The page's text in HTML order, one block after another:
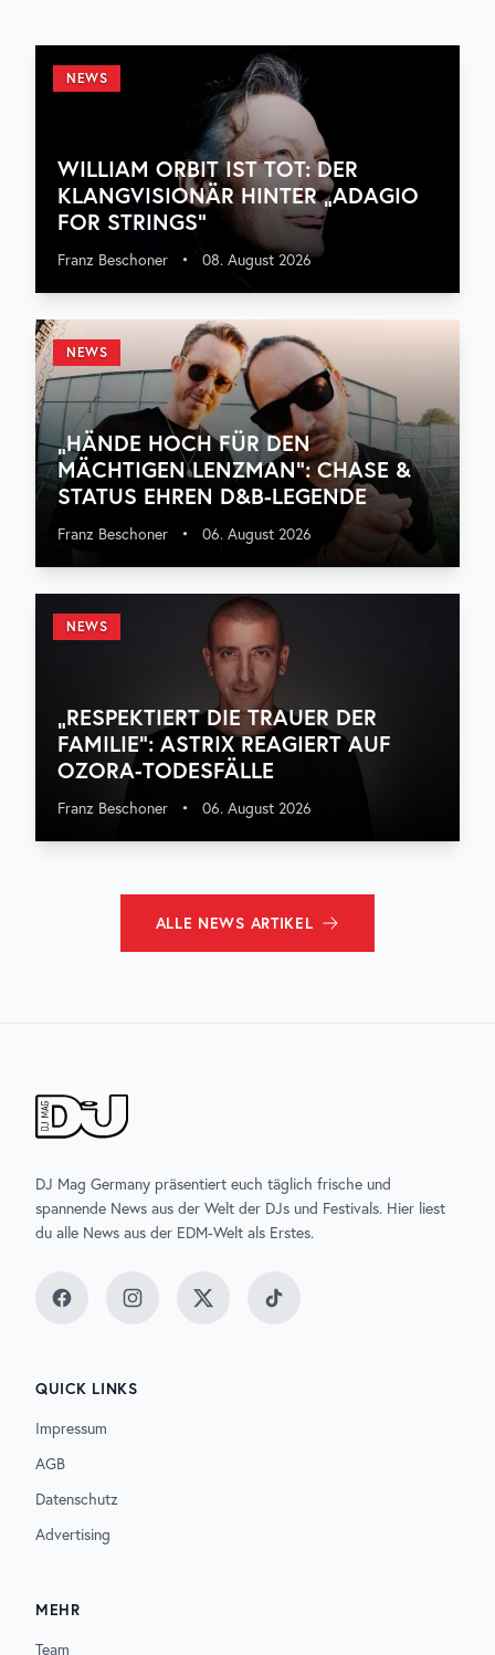
NEWS
WILLIAM ORBIT IST TOT: DER
KLANGVISIONÄR HINTER „ADAGIO
FOR STRINGS“
Franz Beschoner • 08. August 2026
NEWS
„HÄNDE HOCH FÜR DEN
MÄCHTIGEN LENZMAN“: CHASE &
STATUS EHREN D&B-LEGENDE
Franz Beschoner • 06. August 2026
NEWS
„RESPEKTIERT DIE TRAUER DER
FAMILIE“: ASTRIX REAGIERT AUF
OZORA-TODESFÄLLE
Franz Beschoner • 06. August 2026
ALLE NEWS ARTIKEL
DJ Mag Germany präsentiert euch täglich frische und
spannende News aus der Welt der DJs und Festivals. Hier liest
du alle News aus der EDM-Welt als Erstes.
FacebookInstagramTwitter TikTok
QUICK LINKS
Impressum
AGB
Datenschutz
Advertising
MEHR
Team